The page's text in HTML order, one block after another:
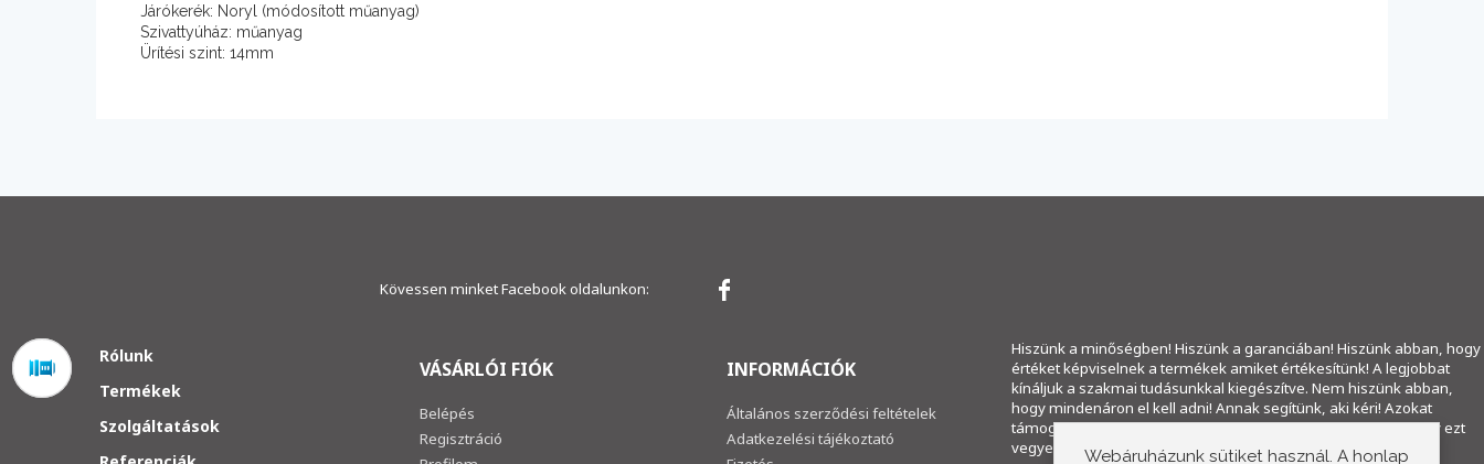
Járókerék: Noryl (módosított műanyag)
Szivattyúház: műanyag
Ürítési szint: 14mm
Kövessen minket Facebook oldalunkon:
Rólunk
Termékek
Szolgáltatások
VÁSÁRLÓI FIÓK
Belépés
Regisztráció
INFORMÁCIÓK
Általános szerződési feltételek
Adatkezelési tájékoztató
Hiszünk a minőségben! Hiszünk a garanciában! Hiszünk abban, hogy
értéket képviselnek a termékek amiket értékesítünk! A legjobbat
kínáljuk a szakmai tudásunkkal kiegészítve. Nem hiszünk abban,
hogy mindenáron el kell adni! Annak segítünk, aki kéri! Azokat
támogatjuk, akik hisznek bennünk. "A szomszéd mondta, hogy ezt
vegyem" már a múlté! Ne ragadjon a múltban!
Webáruházunk sütiket használ. A honlap